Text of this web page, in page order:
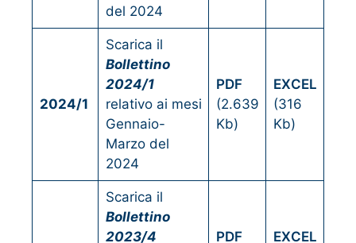
del 2024
2024/1
Scarica il
Bollettino
2024/1
relativo ai mesi
Gennaio-
Marzo del
2024
PDF
(2.639
Kb)
EXCEL
(316
Kb)
Scarica il
Bollettino
2023/4
PDF
EXCEL